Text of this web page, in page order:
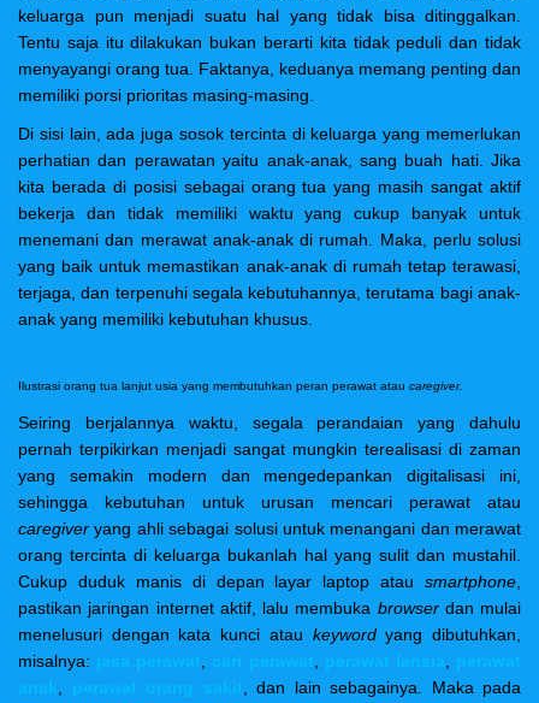
keluarga pun menjadi suatu hal yang tidak bisa ditinggalkan.
Tentu saja itu dilakukan bukan berarti kita tidak peduli dan tidak
menyayangi orang tua. Faktanya, keduanya memang penting dan
memiliki porsi prioritas masing-masing.
Di sisi lain, ada juga sosok tercinta di keluarga yang memerlukan
perhatian dan perawatan yaitu anak-anak, sang buah hati. Jika
kita berada di posisi sebagai orang tua yang masih sangat aktif
bekerja dan tidak memiliki waktu yang cukup banyak untuk
menemani dan merawat anak-anak di rumah. Maka, perlu solusi
yang baik untuk memastikan anak-anak di rumah tetap terawasi,
terjaga, dan terpenuhi segala kebutuhannya, terutama bagi anak-
anak yang memiliki kebutuhan khusus.
Ilustrasi orang tua lanjut usia yang membutuhkan peran perawat atau caregiver.
Seiring berjalannya waktu, segala perandaian yang dahulu
pernah terpikirkan menjadi sangat mungkin terealisasi di zaman
yang semakin modern dan mengedepankan digitalisasi ini,
sehingga kebutuhan untuk urusan mencari perawat atau
caregiver yang ahli sebagai solusi untuk menangani dan merawat
orang tercinta di keluarga bukanlah hal yang sulit dan mustahil.
Cukup duduk manis di depan layar laptop atau smartphone
pastikan jaringan internet aktif, lalu membuka browserdan mulai
menelusuri dengan kata kunci atau keywordyang dibutuhkan,
misalnya: jasa perawat cari perawat perawat lansia
perawat
anak
perawat orang sakit , dan lain sebagainya. Maka pada